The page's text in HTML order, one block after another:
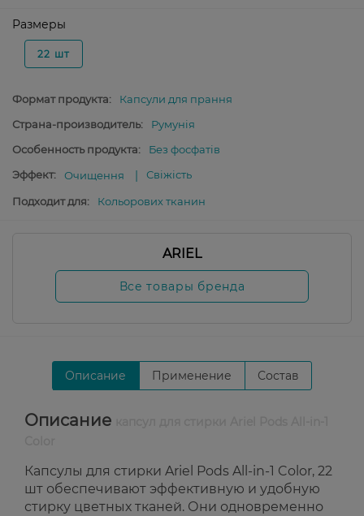
Размеры
22 шт
Формат продукта:
Капсули для прання
Страна-производитель:
Румунія
Особенность продукта:
Без фосфатів
Эффект:
Очищення Свіжість
Подходит для: Кольорових тканин
ARIEL
Все товары бренда
Описание Применение Состав
Описание
Капсулы для стирки Ariel Pods All-in-1 Color, 22
шт обеспечивают эффективную и удобную
стирку цветных тканей. Они одновременно